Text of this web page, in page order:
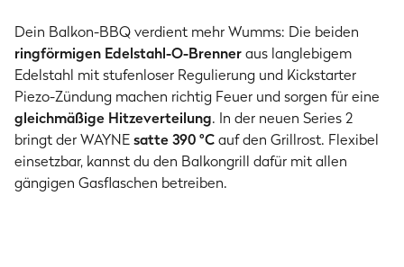
Dein Balkon-BBQ verdient mehr Wumms: Die beiden
ringförmigen Edelstahl-O-Brenneraus langlebigem
Edelstahl mit stufenloser Regulierung und Kickstarter
Piezo-Zündung machen richtig Feuer und sorgen für eine
gleichmäßige Hitzeverteilung. In der neuen Series 2
bringt der WAYNEsatte 390 °Cauf den Grillrost. Flexibel
einsetzbar, kannst du den Balkongrill dafür mit allen
gängigen Gasflaschen betreiben.